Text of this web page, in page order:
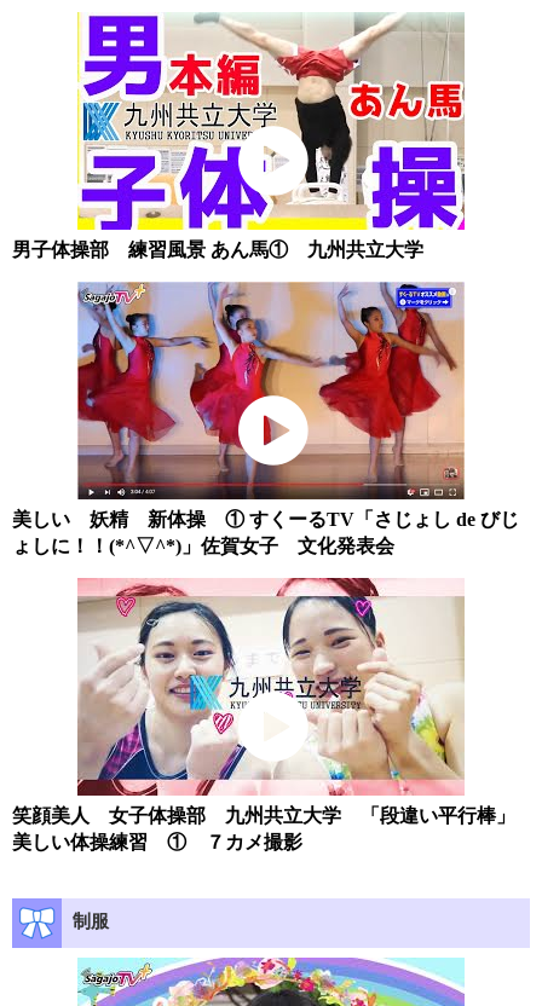
男子体操部 練習風景 あん馬① 九州共立大学
美しい 妖精 新体操 ① すくーるTV「さじょし de びじ
ょしに！！(*^▽^*)」佐賀女子 文化発表会
笑顔美人 女子体操部 九州共立大学 「段違い平行棒」
美しい体操練習 ① ７カメ撮影
制服